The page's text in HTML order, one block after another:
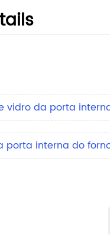
vidro da porta
porta interna do